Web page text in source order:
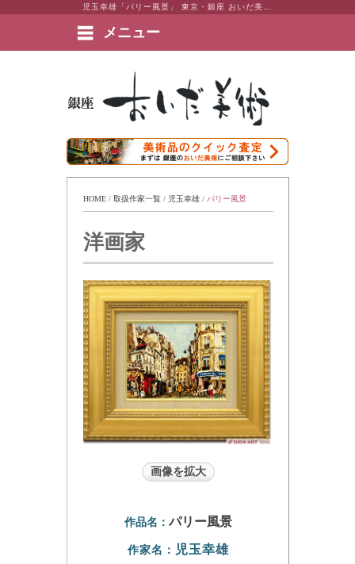
メニュー
絵画など美術品の販売と買取 | 東京・銀座 おいだ美術
HOME / 取扱作家一覧 / 児玉幸雄 / パリー風景
洋画家
画像を拡大
作品名： パリー風景
作家名： 児玉幸雄